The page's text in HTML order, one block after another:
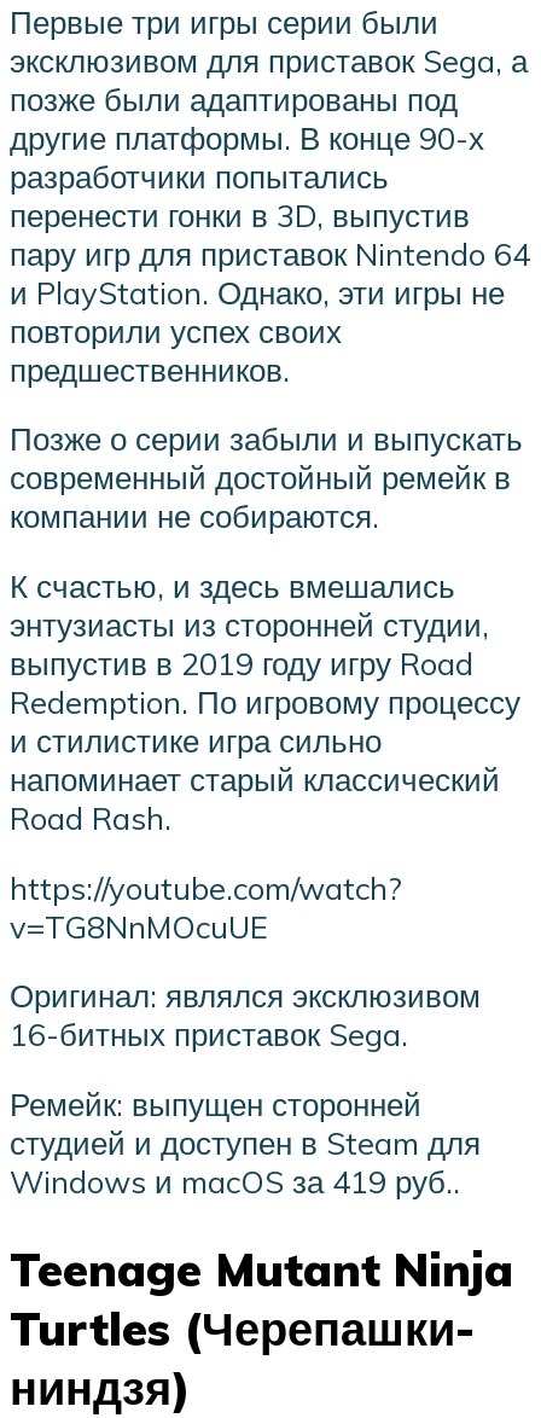
Первые три игры серии были
эксклюзивом для приставок Sega, а
позже были адаптированы под
другие платформы. В конце 90-х
разработчики попытались
перенести гонки в 3D, выпустив
пару игр для приставок Nintendo 64
и PlayStation. Однако, эти игры не
повторили успех своих
предшественников.
Позже о серии забыли и выпускать
современный достойный ремейк в
компании не собираются.
К счастью, и здесь вмешались
энтузиасты из сторонней студии,
выпустив в 2019 году игру Road
Redemption. По игровому процессу
и стилистике игра сильно
напоминает старый классический
Road Rash.
https://youtube.com/watch?
v=TG8NnMOcuUE
Оригинал: являлся эксклюзивом
16-битных приставок Sega.
Ремейк: выпущен сторонней
студией и доступен в Steam для
Windows и macOS за 419 руб..
Teenage Mutant Ninja
Turtles (Черепашки-
ниндзя)